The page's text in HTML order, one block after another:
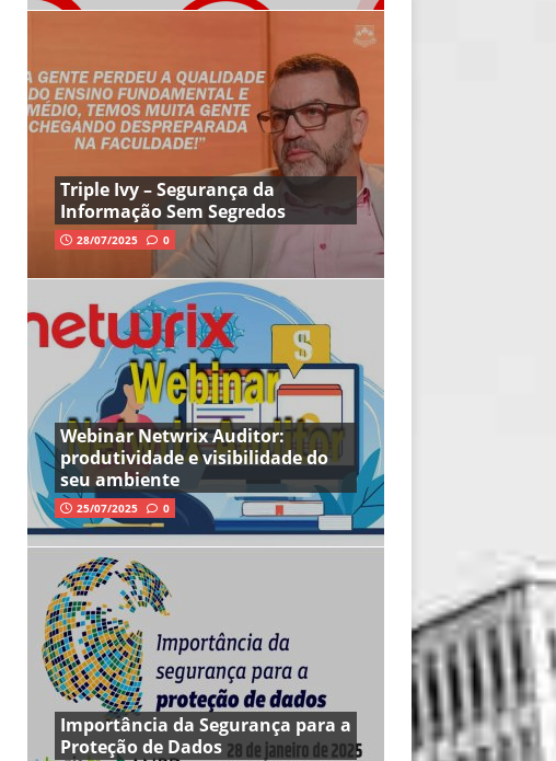
Triple Ivy – Segurança da
Informação Sem Segredos
28/07/2025 0
Webinar Netwrix Auditor:
produtividade e visibilidade do
seu ambiente
25/07/2025 0
Importância da Segurança para a
Proteção de Dados